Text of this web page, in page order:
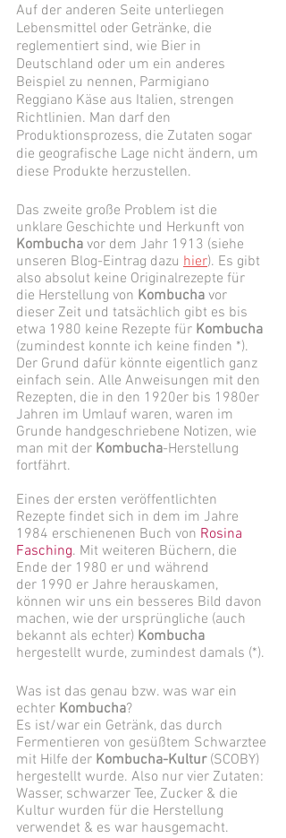
Auf der anderen Seite unterliegen
Lebensmittel oder Getränke, die
reglementiert sind, wie Bier in
Deutschland oder um ein anderes
Beispiel zu nennen, Parmigiano
Reggiano Käse aus Italien, strengen
Richtlinien. Man darf den
Produktionsprozess, die Zutaten sogar
die geografische Lage nicht ändern, um
diese Produkte herzustellen.
Das zweite große Problem ist die
unklare Geschichte und Herkunft von
Kombucha vor dem Jahr 1913 (siehe
unseren Blog-Eintrag dazu hier). Es gibt
also absolut keine Originalrezepte für
die Herstellung von Kombucha vor
dieser Zeit und tatsächlich gibt es bis
etwa 1980 keine Rezepte für Kombucha
(zumindest konnte ich keine finden *).
Der Grund dafür könnte eigentlich ganz
einfach sein. Alle Anweisungen mit den
Rezepten, die in den 1920er bis 1980er
Jahren im Umlauf waren, waren im
Grunde handgeschriebene Notizen, wie
man mit der Kombucha-Herstellung
fortfährt.
Eines der ersten veröffentlichten
Rezepte findet sich in dem im Jahre
1984 erschienenen Buch von Rosina
Fasching. Mit weiteren Büchern, die
Ende der 1980 er und während
der 1990 er Jahre herauskamen,
können wir uns ein besseres Bild davon
machen, wie der ursprüngliche (auch
bekannt als echter) Kombucha
hergestellt wurde, zumindest damals (*).
Was ist das genau bzw. was war ein
echter Kombucha?
Es ist/war ein Getränk, das durch
Fermentieren von gesüßtem Schwarztee
mit Hilfe der Kombucha-Kultur (SCOBY)
hergestellt wurde. Also nur vier Zutaten:
Wasser, schwarzer Tee, Zucker & die
Kultur wurden für die Herstellung
verwendet & es war hausgemacht.